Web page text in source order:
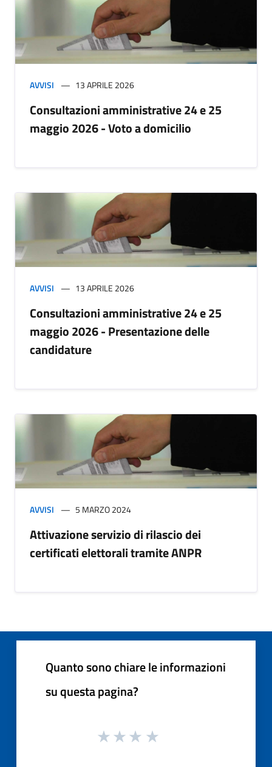
AVVISI 13 APRILE 2026
Consultazioni amministrative 24 e 25
maggio 2026 - Voto a domicilio
AVVISI 13 APRILE 2026
Consultazioni amministrative 24 e 25
maggio 2026 - Presentazione delle
candidature
AVVISI 5 MARZO 2024
Attivazione servizio di rilascio dei
certificati elettorali tramite ANPR
Quanto sono chiare le informazioni
su questa pagina?